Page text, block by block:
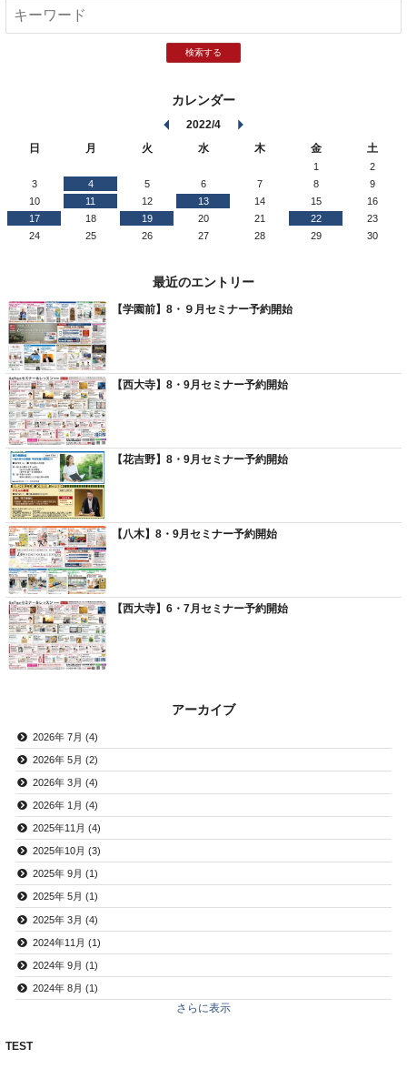
検索する
カレンダー
2022/4
日
月 火 水 木 金 土
1
2
3
4 5 6 7 8
9
10
11 12 13 14 15
16
17
18 19 20 21 22
23
24
25 26 27 28 29 30
最近のエントリー
【学園前】8・９月セミナー予約開始
【西大寺】8・9月セミナー予約開始
【花吉野】8・9月セミナー予約開始
【八木】8・9月セミナー予約開始
【西大寺】6・7月セミナー予約開始
アーカイブ
2026年 7月 (4)
2026年 5月 (2)
2026年 3月 (4)
2026年 1月 (4)
2025年11月 (4)
2025年10月 (3)
2025年 9月 (1)
2025年 5月 (1)
2025年 3月 (4)
2024年11月 (1)
2024年 9月 (1)
2024年 8月 (1)
さらに表示
TEST